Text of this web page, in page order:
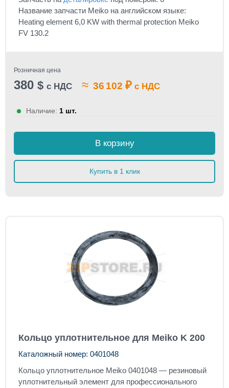
Название запчасти Meiko на английском языке:
Heating element 6,0 KW with thermal protection Meiko
FV 130.2
Розничная цена
380 $ с НДС ≈ 36 102 ₽ с НДС
Наличие: 1 шт.
В корзину
Купить в 1 клик
Кольцо уплотнительное для Meiko K 200
Каталожный номер: 0401048
Кольцо уплотнительное Meiko 0401048 — резиновый
уплотнительный элемент для профессионального